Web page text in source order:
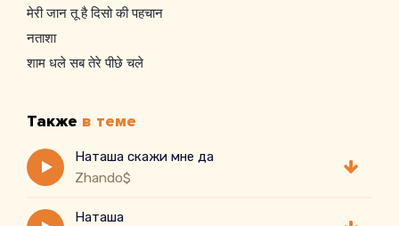
मेरी जान तू है दिसो की पहचान
नताशा
शाम धले सब तेरे पीछे चले
Также в теме
Наташа скажи мне да
Zhando$
Наташа